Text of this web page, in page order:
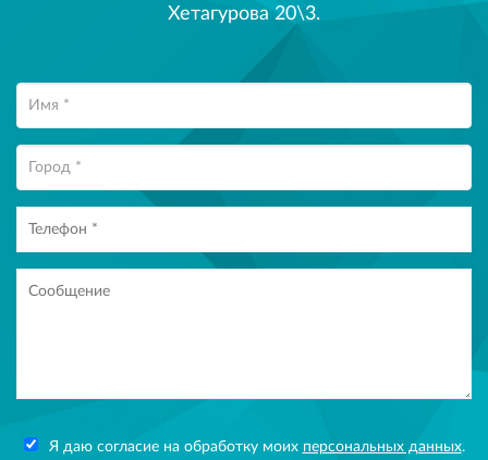
Хетагурова 20\3.
Я даю согласие на обработку моих персональных данных.